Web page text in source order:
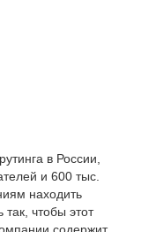
в России,
и 600 тыс.
находить
чтобы этот